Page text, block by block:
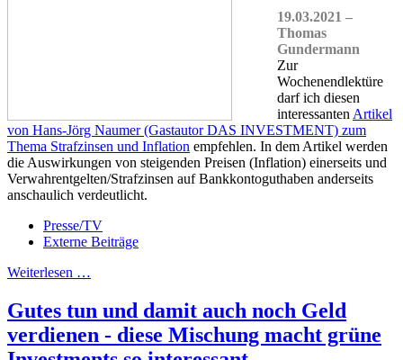
19.03.2021 –
Thomas
Gundermann
Zur
Wochenendlektüre
darf ich diesen
interessanten Artikel
von Hans-Jörg Naumer (Gastautor DAS INVESTMENT) zum
Thema Strafzinsen und Inflation empfehlen. In dem Artikel werden
die Auswirkungen von steigenden Preisen (Inflation) einerseits und
Verwahrentgelten/Strafzinsen auf Bankkontoguthaben anderseits
anschaulich verdeutlicht.
Presse/TV
Externe Beiträge
Weiterlesen …
Gutes tun und damit auch noch Geld
verdienen - diese Mischung macht grüne